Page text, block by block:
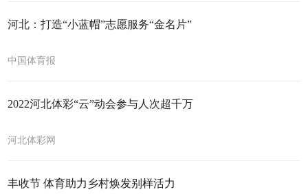
河北：打造“小蓝帽”志愿服务“金名片”
中国体育报
2022河北体彩“云”动会参与人次超千万
河北体彩网
丰收节 体育助力乡村焕发别样活力